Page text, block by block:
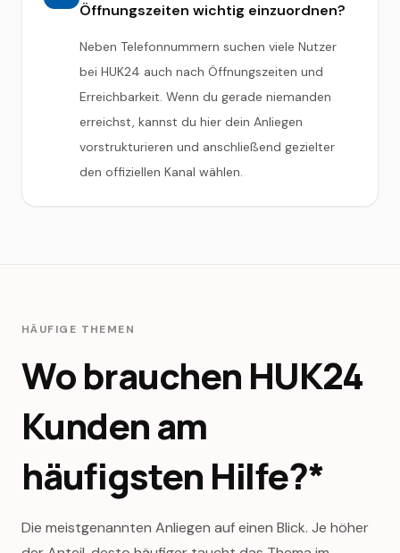
Öffnungszeiten wichtig einzuordnen?
Neben Telefonnummern suchen viele Nutzer
bei HUK24 auch nach Öffnungszeiten und
Erreichbarkeit. Wenn du gerade niemanden
erreichst, kannst du hier dein Anliegen
vorstrukturieren und anschließend gezielter
den offiziellen Kanal wählen.
HÄUFIGE THEMEN
Wo brauchen HUK24
Kunden am
häufigsten Hilfe?*
Die meistgenannten Anliegen auf einen Blick. Je höher